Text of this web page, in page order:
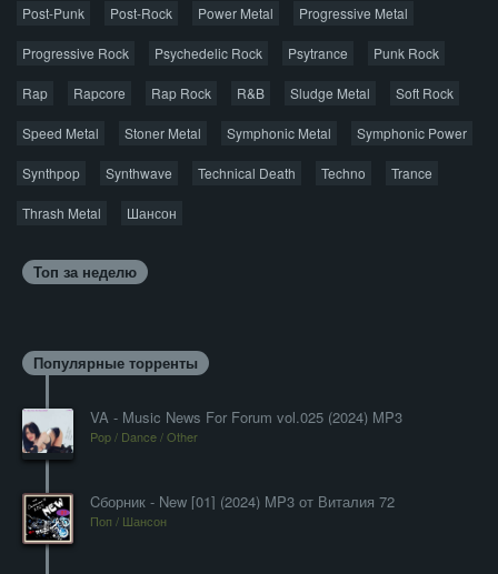
Post-Punk Post-Rock Power Metal Progressive Metal
Progressive Rock Psychedelic Rock Psytrance Punk Rock
Rap Rapcore Rap Rock R&B Sludge Metal Soft Rock
Speed Metal Stoner Metal Symphonic Metal Symphonic Power
Synthpop Synthwave Technical Death Techno Trance
Thrash Metal Шансон
Топ за неделю
Популярные торренты
VA - Music News For Forum vol.025 (2024) MP3
Pop / Dance / Other
Cборник - New [01] (2024) MP3 от Виталия 72
Поп / Шансон